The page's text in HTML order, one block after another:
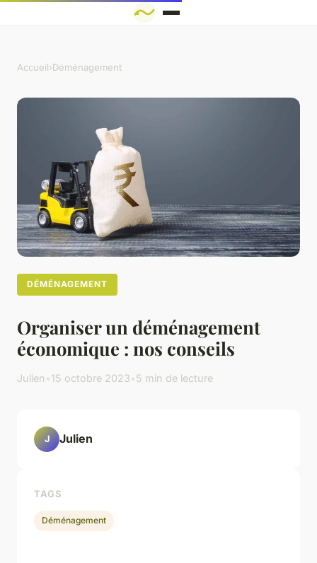
Accueil›Déménagement
DÉMÉNAGEMENT
Organiser un déménagement
économique : nos conseils
Julien •15 octobre 2023•5 min de lecture
J Julien
TAGS
Déménagement